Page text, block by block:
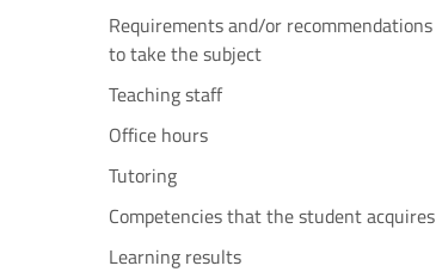
Requirements and/or recommendations
to take the subject
Teaching staff
Office hours
Tutoring
Competencies that the student acquires
Learning results